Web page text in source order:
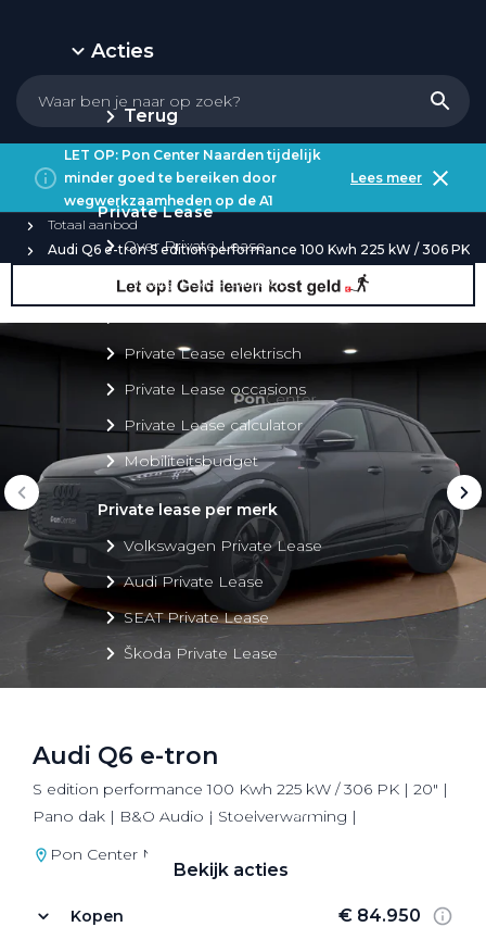
Acties
Terug
Private Lease
Over Private Lease
Private Lease aanbod
Private Lease elektrisch
Private Lease occasions
Private Lease calculator
Mobiliteitsbudget
Private lease per merk
Volkswagen Private Lease
Audi Private Lease
SEAT Private Lease
Škoda Private Lease
Bekijk alle aanbiedingen
Bekijk acties
LET OP: Pon Center Naarden tijdelijk
minder goed te bereiken door
wegwerkzaamheden op de A1
Lees meer
Totaal aanbod
Audi Q6 e-tron S edition performance 100 Kwh 225 kW / 306 PK
Audi Q6 e-tron
S edition performance 100 Kwh 225 kW / 306 PK | 20" |
Pano dak | B&O Audio | Stoelverwarming |
Pon Center Naarden
Kopen € 84.950